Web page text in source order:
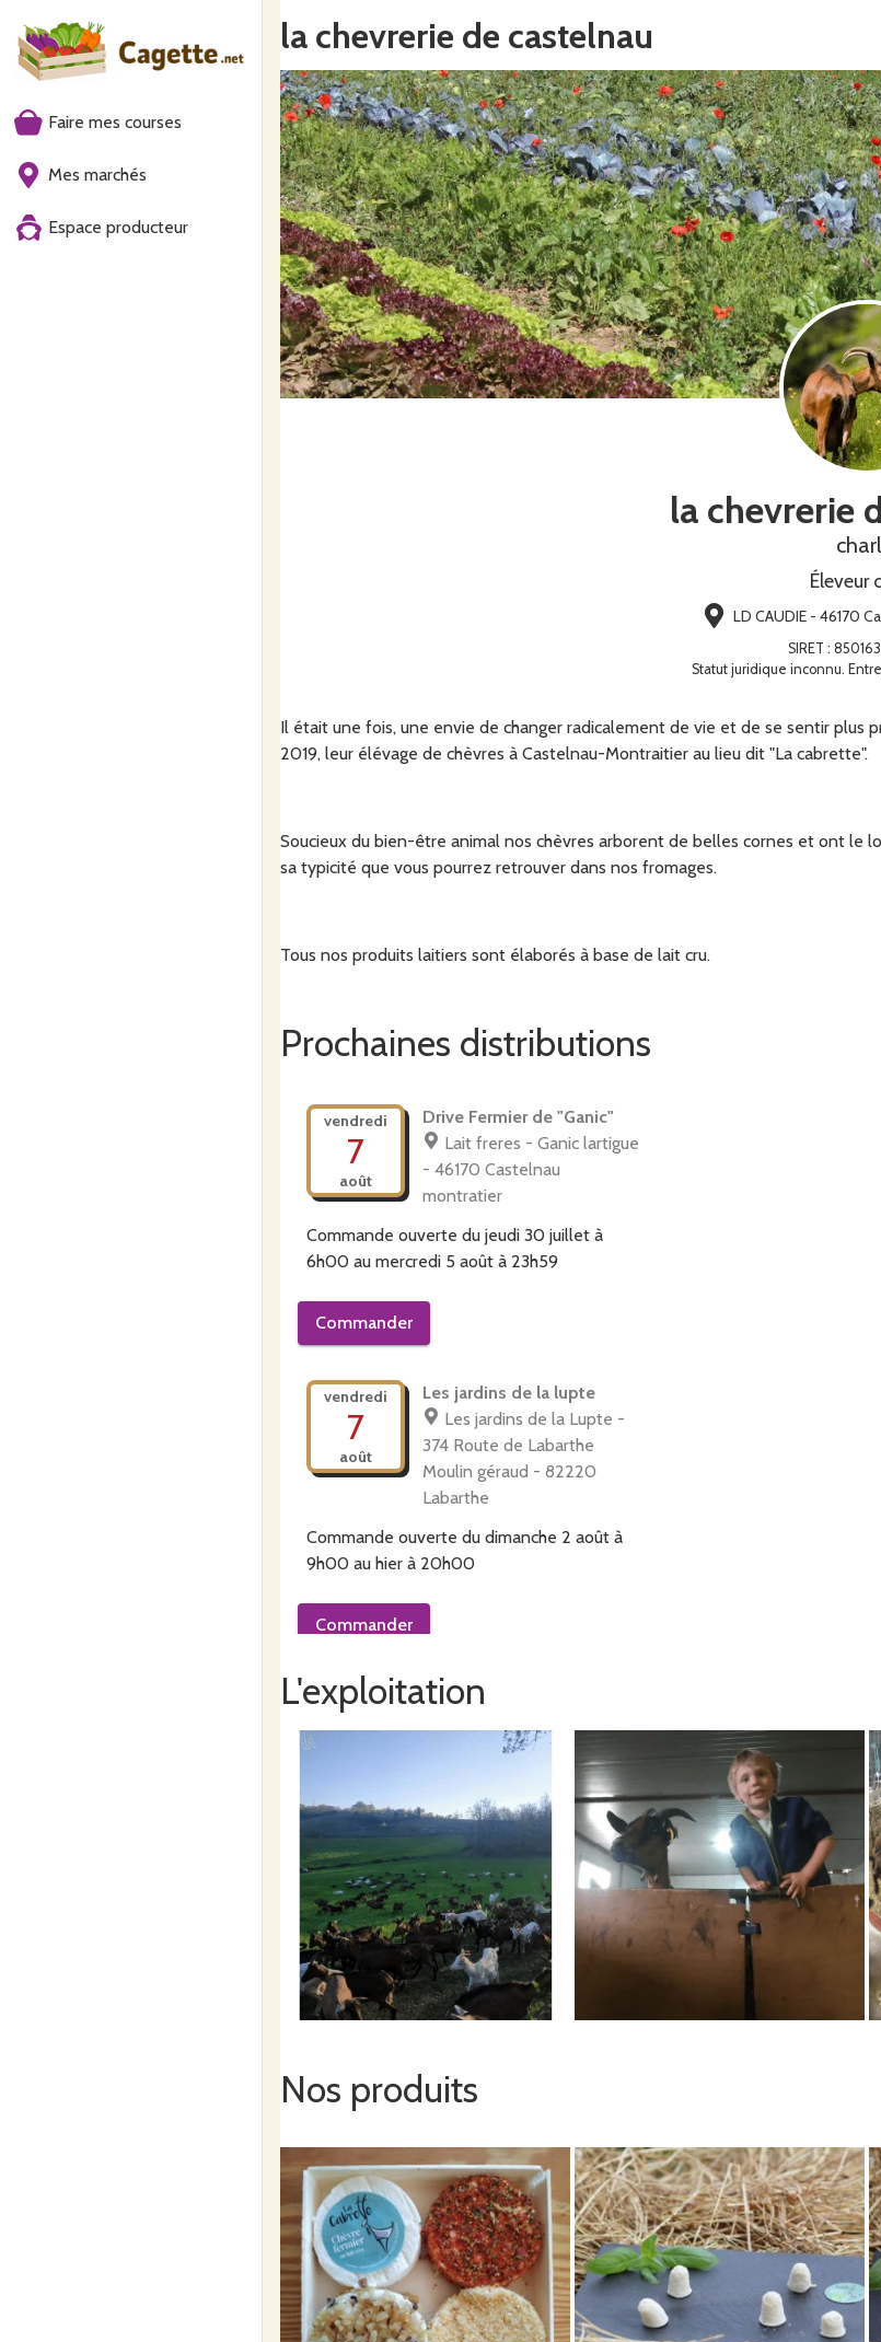
Faire mes courses
Mes marchés
Espace producteur
la chevrerie de castelnau
la chevrerie
Éleveur
LD CAUDIE - 46170
SIRET :
Statut juridique inconnu.
Il était une fois, une envie de changer radicalement de vie et de se sentir
2019, leur élévage de chèvres à Castelnau-Montraitier au lieu dit "La cabrette".
Soucieux du bien-être animal nos chèvres arborent de belles cornes et ont le
sa typicité que vous pourrez retrouver dans nos fromages.
Tous nos produits laitiers sont élaborés à base de lait cru.
Prochaines distributions
vendredi
7
août
Drive Fermier de "Ganic"
Lait freres - Ganic lartigue
- 46170 Castelnau
montratier
Commande ouverte du jeudi 30 juillet à
6h00 au mercredi 5 août à 23h59
Commander
vendredi
7
août
Les jardins de la lupte
Les jardins de la Lupte -
374 Route de Labarthe
Moulin géraud - 82220
Labarthe
Commande ouverte du dimanche 2 août à
9h00 au hier à 20h00
Commander
vendredi
7
Drive de la ferme de
lieu-dit Couture - 1635
Route De Lafrançaise -
82220 Molières
Commande ouverte du
samedi 1 août à
8h00 au hier à 23h00
Commander
vendredi
11
GAEC DE LA MAURINIE au
Fournil à Molières de 17h-
Molières FOURNIL DE LA
MAURINIE SAINT
saint christophe - Molières
Commande ouverte du samedi 5
septembre à 0h00 au jeudi 10 septembre à
23h59
Commander
L'exploitation
Nos produits